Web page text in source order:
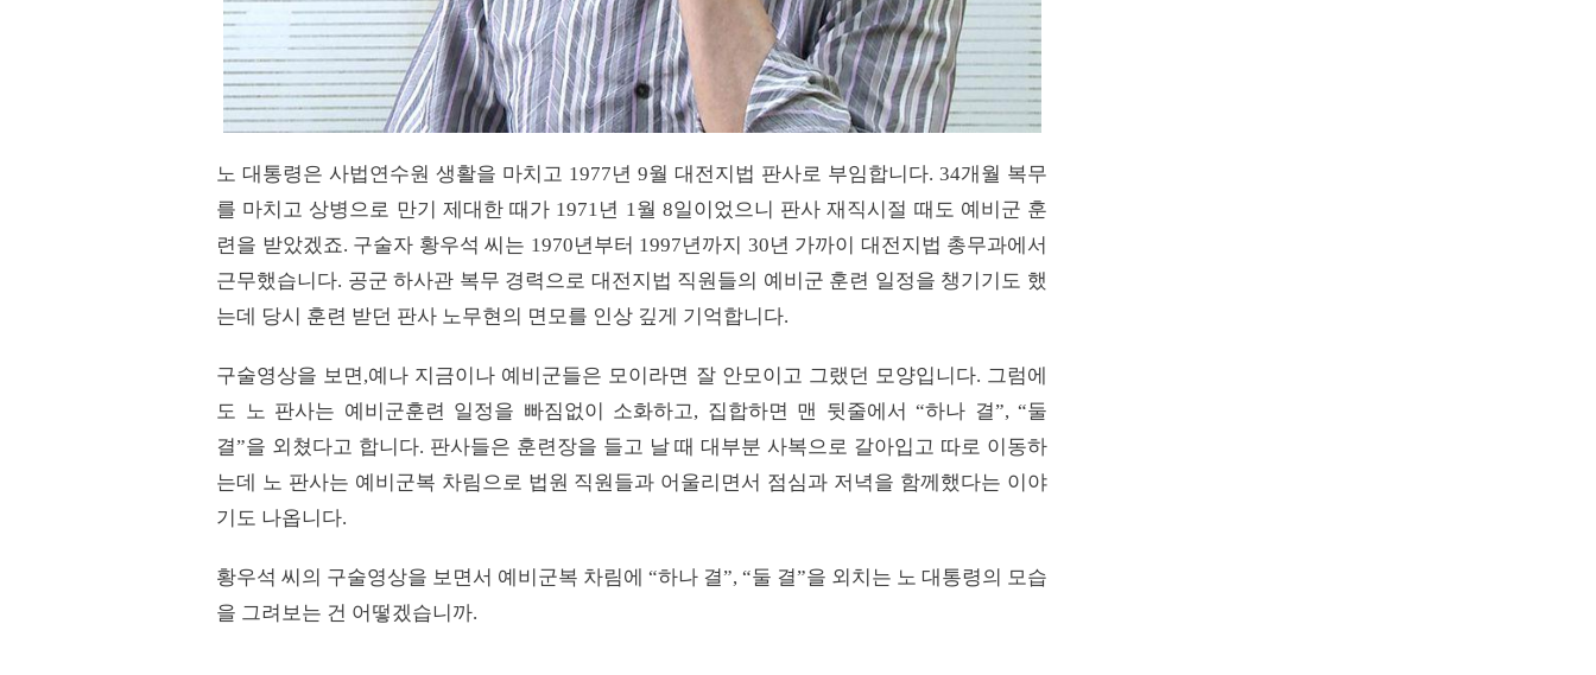
노 대통령은 사법연수원 생활을 마치고 1977년 9월 대전지법 판사로 부임합니다. 34개월 복무
를 마치고 상병으로 만기 제대한 때가 1971 년 1 월 8일이었으니 판사 재직시절 때도 예비군 훈
련을 받았겠죠. 구술자 황우석 씨는 1970년부터 1997년까지 30년 가까이 대전지법 총무과에서
근무했습니다. 공군 하사관 복무 경력으로 대전지법 직원들의 예비군 훈련 일정을 챙기기도 했
는데 당시 훈련 받던 판사 노무현의 면모를 인상 깊게 기억합니다.
구술영상을 보면 ,예나 지금이나 예비군들은 모이라면 잘 안모이고 그랬던 모양입니다. 그럼에
도 노 판사는 예비군훈련 일정을 빠짐없이 소화하고, 집합하면 맨 뒷줄에서 “하나 결”, “둘
결”을 외쳤다고 합니다. 판사들은 훈련장을 들고 날 때 대부분 사복으로 갈아입고 따로 이동하
는데 노 판사는 예비군복 차림으로 법원 직원들과 어울리면서 점심과 저녁을 함께했다는 이야
기도 나옵니다.
황우석 씨의 구술영상을 보면서 예비군복 차림에 “하나 결”, “둘 결”을 외치는 노 대통령의 모습
을 그려보는 건 어떻겠습니까.